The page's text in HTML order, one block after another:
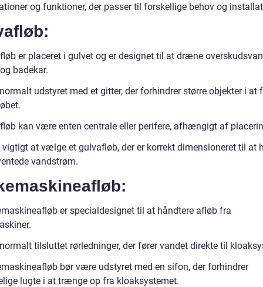
og funktioner, der passer til forskellige behov og
er placeret i gulvet og er designet til at dræne
badekar.
udstyret med et gitter, der forhindrer større objekter i at
kan være enten centrale eller perifere, afhængigt af
vigtigt at vælge et gulvafløb, der er korrekt dimensioneret til at
vandstrøm.
er specialdesignet til at håndtere afløb fra
tilsluttet rørledninger, der fører vandet direkte til
bør være udstyret med en sifon, der forhindrer
lugte i at trænge op fra kloaksystemet.